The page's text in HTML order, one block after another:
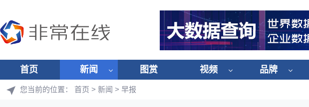
首页 新闻 图赏 视频 品牌
您当前的位置： 首页 > 新闻 > 早报